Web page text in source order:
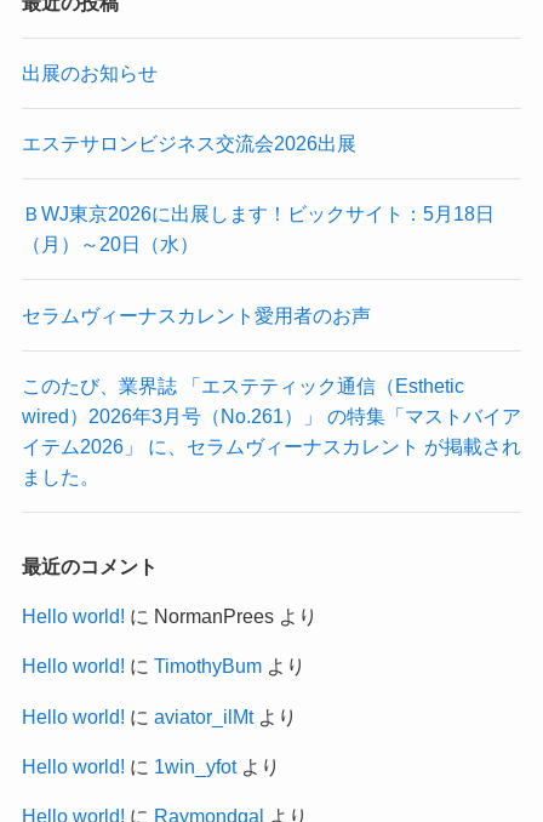
出展のお知らせ
エステサロンビジネス交流会2026出展
ＢWJ東京2026に出展します！ビックサイト：5月18日
（月）～20日（水）
セラムヴィーナスカレント愛用者のお声
このたび、業界誌 「エステティック通信（Esthetic
wired）2026年3月号（No.261）」 の特集「マストバイア
イテム2026」 に、セラムヴィーナスカレント が掲載され
ました。
最近のコメント
Hello world! に NormanPreesより
Hello world! に TimothyBumより
Hello world! に aviator_ilMtより
Hello world! に 1win_yfotより
Hello world! に Raymondgal より